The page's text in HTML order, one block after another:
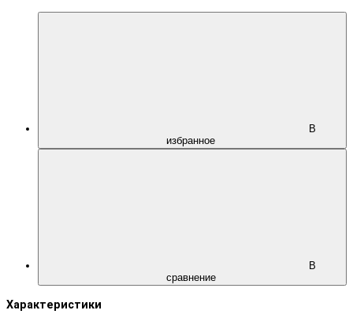
В
избранное
В
сравнение
Характеристики